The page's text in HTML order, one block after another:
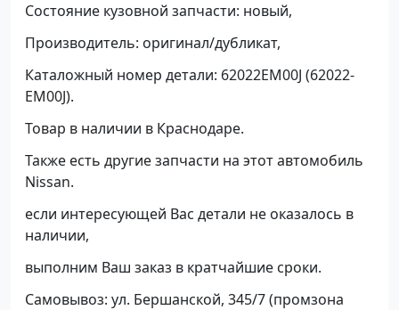
Состояние кузовной запчасти: новый,
Производитель: оригинал/дубликат,
Каталожный номер детали: 62022EM00J (62022-
EM00J).
Товар в наличии в Краснодаре.
Также есть другие запчасти на этот автомобиль
Nissan.
если интересующей Вас детали не оказалось в
наличии,
выполним Ваш заказ в кратчайшие сроки.
Самовывоз: ул. Бершанской, 345/7 (промзона